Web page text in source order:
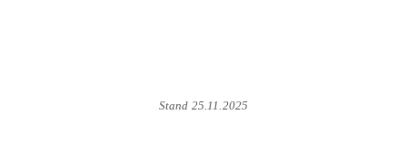
Stand 25.11.2025